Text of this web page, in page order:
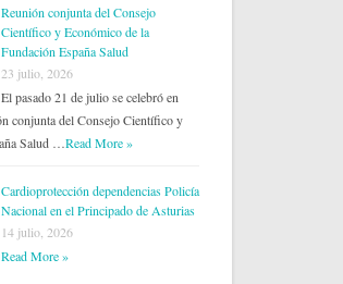
Reunión conjunta del Consejo
Científico y Económico de la
Fundación España Salud
23 julio, 2026
El pasado 21 de julio se celebró en
conjunta del Consejo Científico y
Salud …Read More »
Cardioprotección dependencias Policía
Nacional en el Principado de Asturias
14 julio, 2026
Read More »